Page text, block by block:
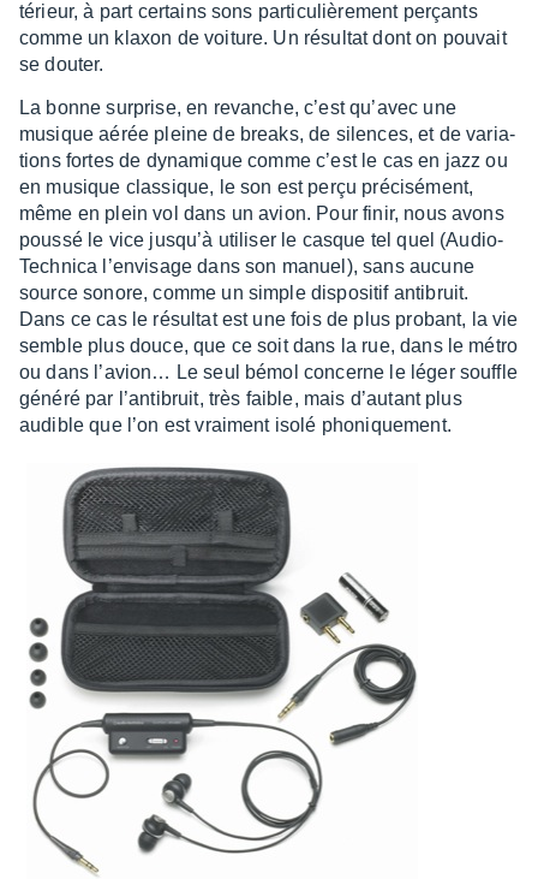
té­rieur, à part certains sons parti­cu­liè­re­ment perçants
comme un klaxon de voiture. Un résul­tat dont on pouvait
se douter.
La bonne surprise, en revanche, c’est qu’avec une
musique aérée pleine de breaks, de silences, et de varia­
tions fortes de dyna­mique comme c’est le cas en jazz ou
en musique clas­sique, le son est perçu préci­sé­ment,
même en plein vol dans un avion. Pour finir, nous avons
poussé le vice jusqu’à utili­ser le casque tel quel (Audio-
Tech­nica l’en­vi­sage dans son manuel), sans aucune
source sonore, comme un simple dispo­si­tif anti­bruit.
Dans ce cas le résul­tat est une fois de plus probant, la vie
semble plus douce, que ce soit dans la rue, dans le métro
ou dans l’avion… Le seul bémol concerne le léger souffle
généré par l’an­ti­bruit, très faible, mais d’au­tant plus
audible que l’on est vrai­ment isolé phonique­ment.